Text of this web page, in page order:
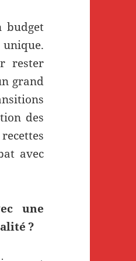
budget
rester
grand
des
avec
une
?